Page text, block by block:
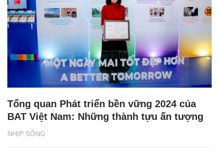
NHỊP SỐNG
Tổng quan Phát triển bền vững 2024 của
BAT Việt Nam: Những thành tựu ấn tượng